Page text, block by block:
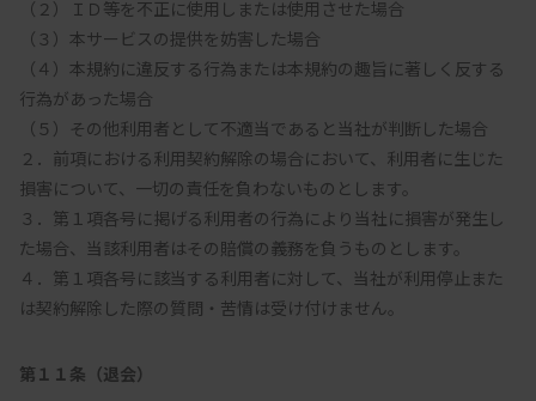
（２）ＩＤ等を不正に使用しまたは使用させた場合
（３）本サービスの提供を妨害した場合
（４）本規約に違反する行為または本規約の趣旨に著しく反する
行為があった場合
（５）その他利用者として不適当であると当社が判断した場合
２．前項における利用契約解除の場合において、利用者に生じた
損害について、一切の責任を負わないものとします。
３．第１項各号に掲げる利用者の行為により当社に損害が発生し
た場合、当該利用者はその賠償の義務を負うものとします。
４．第１項各号に該当する利用者に対して、当社が利用停止また
第１１条（退会）